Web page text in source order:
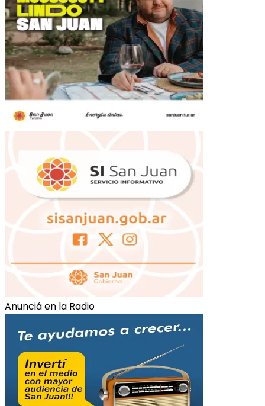
Anunciá en la Radio